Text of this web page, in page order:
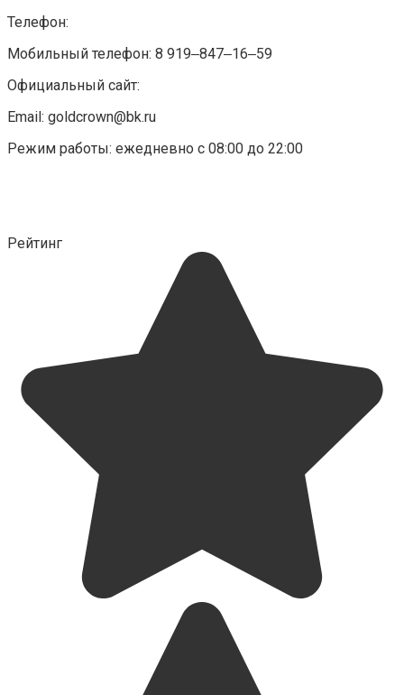
Телефон:
Мобильный телефон: 8 919‒847‒16‒59
Официальный сайт:
Email: goldcrown@bk.ru
Режим работы: ежедневно с 08:00 до 22:00
Рейтинг